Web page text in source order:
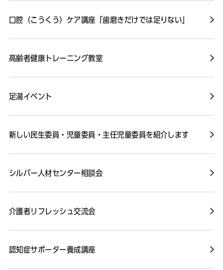
口腔（こうくう）ケア講座「歯磨きだけでは足りない」
高齢者健康トレーニング教室
足湯イベント
新しい民生委員・児童委員・主任児童委員を紹介します
シルバー人材センター相談会
介護者リフレッシュ交流会
認知症サポーター養成講座